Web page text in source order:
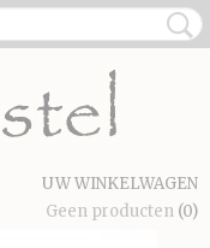
UW WINKELWAGEN
Geen producten (0)